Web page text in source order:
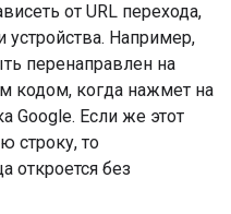
от URL перехода,
устройства. Например,
перенаправлен на
кодом, когда нажмет на
Google. Если же этот
строку, то
откроется без